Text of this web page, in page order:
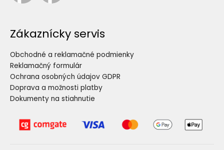
Zákaznícky servis
Obchodné a reklamačné podmienky
Reklamačný formulár
Ochrana osobných údajov GDPR
Doprava a možnosti platby
Dokumenty na stiahnutie